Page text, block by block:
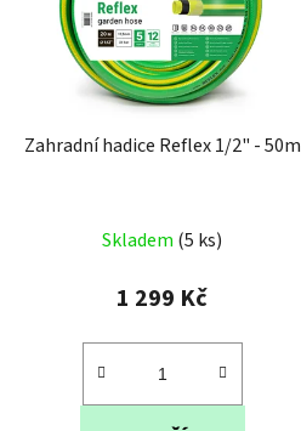
Zahradní hadice Reflex 1/2" - 50m
hodnocení
produktu
3,2
z
Skladem (5 ks)
1 299 Kč